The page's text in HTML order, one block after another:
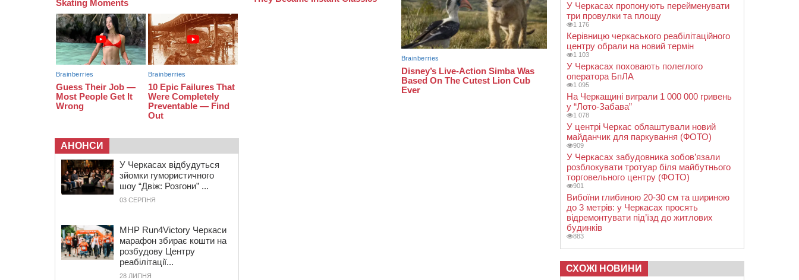
16:16
екоінспектори натрапили на
незаконне будівництво
15:38 У лікарні померла жінка, яку на
пішохідному переході в
АНОНСИ
У Черкасах відбудуться
зйомки гумористичного
шоу “Двіж: Розгони” ...
03 СЕРПНЯ
MHP Run4Victory Черкаси
марафон збирає кошти на
розбудову Центру
реабілітації...
28 ЛИПНЯ
У Черкасах пропонують перейменувати
три провулки та площу
1 176
Керівницю черкаського реабілітаційного
центру обрали на новий термін
1 103
У Черкасах поховають полеглого
оператора БпЛА
1 095
На Черкащині виграли 1 000 000 гривень
у “Лото-Забава”
1 078
У центрі Черкас облаштували новий
майданчик для паркування (ФОТО)
909
У Черкасах забудовника зобов’язали
розблокувати тротуар біля майбутнього
торговельного центру (ФОТО)
901
Вибоїни глибиною 20-30 см та шириною
до 3 метрів: у Черкасах просять
відремонтувати під’їзд до житлових
будинків
883
СХОЖІ НОВИНИ